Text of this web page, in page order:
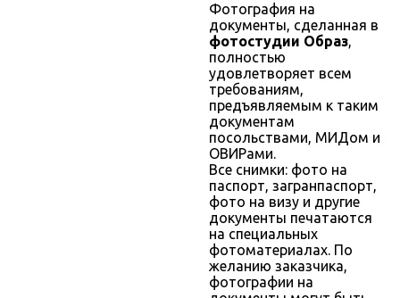
Фотография на
документы, сделанная в
фотостудии Образ,
полностью
удовлетворяет всем
требованиям,
предъявляемым к таким
документам
посольствами, МИДом и
ОВИРами.
Все снимки: фото на
паспорт, загранпаспорт,
фото на визу и другие
документы печатаются
на специальных
фотоматериалах. По
желанию заказчика,
фотографии на